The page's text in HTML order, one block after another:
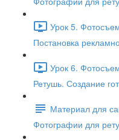
Урок 5.
Постановка
Урок 6.
Ретушь. Создание
Материал для
Фотографии для